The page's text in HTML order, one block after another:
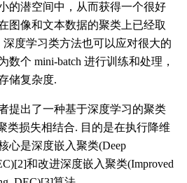
的潜空间中，从而获得一个很好
图像和文本数据的聚类上已经取
度学习类方法也可以应对很大的
数个 mini-batch 进行训练和处理，
储复杂度.
提出了一种基于深度学习的聚类
类损失相结合. 目的是在执行降维
心是深度嵌入聚类(Deep
和改进深度嵌入聚类(Improved